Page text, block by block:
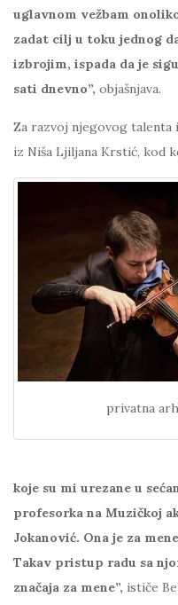
uglavnom vežbam
zadat cilj u toku jednog
izbrojim, ispada da je
sati dnevno”, objašnjava.
Za razvoj njegovog talenta
iz Niša Ljiljana Krstić, kod
privatna
koje su mi urezane u
profesorka na Muzičkoj
Jokanović. Ona je za
Takav pristup radu sa
značaja za mene”, ističe